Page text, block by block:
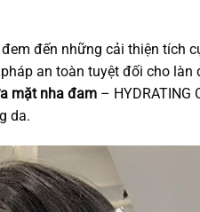
đến những cải thiện tích
an toàn tuyệt đối cho làn
mặt nha đam– HYDRATING
da.